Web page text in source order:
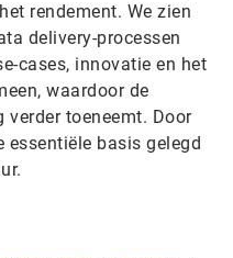
rendement. We zien
delivery-processen
cases, innovatie en het
waardoor de
toeneemt. Door
basis gelegd